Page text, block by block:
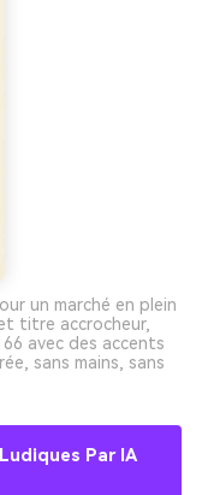
un marché en plein
titre accrocheur,
avec des accents
sans mains, sans
Par IA